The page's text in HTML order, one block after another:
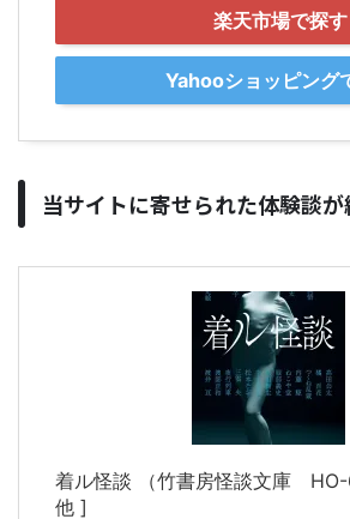
楽天市場で探す
Yahooショッピング
当サイトに寄せられた体験談が
着ル怪談 （竹書房怪談文庫
他 ]